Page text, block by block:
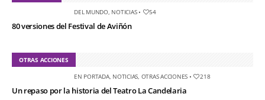
DEL MUNDO, NOTICIAS• 54
80 versiones del Festival de Aviñón
OTRAS ACCIONES
EN PORTADA, NOTICIAS OTRAS ACCIONES • 218
Un repaso por la historia del Teatro La Candelaria